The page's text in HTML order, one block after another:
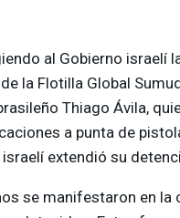
al Gobierno israelí
la Flotilla Global
Thiago Ávila,
a punta de
extendió su
se manifestaron en la